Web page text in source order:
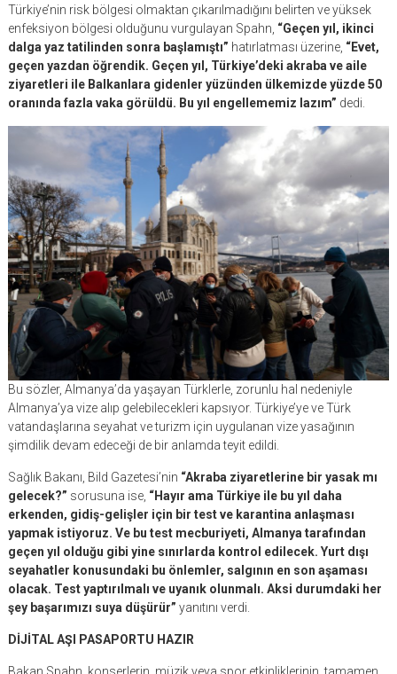
Türkiye’nin risk bölgesi olmaktan çıkarılmadığını belirten ve yüksek
enfeksiyon bölgesi olduğunu vurgulayan Spahn, “Geçen yıl, ikinci
dalga yaz tatilinden sonra başlamıştı” hatırlatması üzerine, “Evet,
geçen yazdan öğrendik. Geçen yıl, Türkiye’deki akraba ve aile
ziyaretleri ile Balkanlara gidenler yüzünden ülkemizde yüzde 50
oranında fazla vaka görüldü. Bu yıl engellememiz lazım” dedi.
Bu sözler, Almanya’da yaşayan Türklerle, zorunlu hal nedeniyle
Almanya’ya vize alıp gelebilecekleri kapsıyor. Türkiye’ye ve Türk
vatandaşlarına seyahat ve turizm için uygulanan vize yasağının
şimdilik devam edeceği de bir anlamda teyit edildi.
Sağlık Bakanı, Bild Gazetesi’nin “Akraba ziyaretlerine bir yasak mı
gelecek?” sorusuna ise, “Hayır ama Türkiye ile bu yıl daha
erkenden, gidiş-gelişler için bir test ve karantina anlaşması
yapmak istiyoruz. Ve bu test mecburiyeti, Almanya tarafından
geçen yıl olduğu gibi yine sınırlarda kontrol edilecek. Yurt dışı
seyahatler konusundaki bu önlemler, salgının en son aşaması
olacak. Test yaptırılmalı ve uyanık olunmalı. Aksi durumdaki her
şey başarımızı suya düşürür” yanıtını verdi.
DİJİTAL AŞI PASAPORTU HAZIR